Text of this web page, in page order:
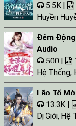
5.5K |
Huyền
Đêm Động
Audio
500 |
Hệ Thống,
Lão Tổ
13.3K |
Dị Giới, Hệ